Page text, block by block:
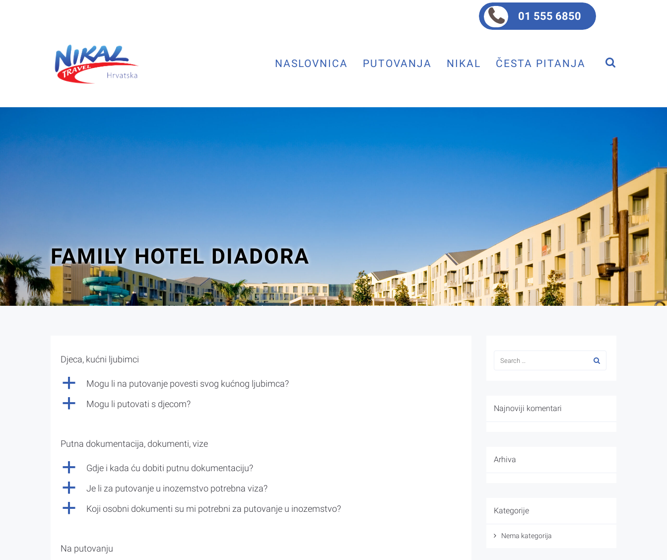
01 555 6850
NASLOVNICA PUTOVANJA NIKAL ČESTA PITANJA
FAMILY HOTEL DIADORA
Djeca, kućni ljubimci
a Mogu li na putovanje povesti svog kućnog ljubimca?
a Mogu li putovati s djecom?
Putna dokumentacija, dokumenti, vize
a Gdje i kada ću dobiti putnu dokumentaciju?
a Je li za putovanje u inozemstvo potrebna viza?
a Koji osobni dokumenti su mi potrebni za putovanje u inozemstvo?
Na putovanju
Najnoviji komentari
Arhiva
Kategorije
Nema kategorija